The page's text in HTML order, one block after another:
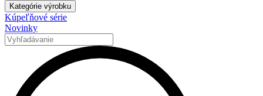
Kategórie výrobku
Kúpeľňové série
Novinky